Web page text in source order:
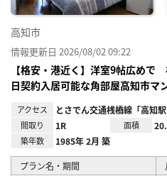
高知市
情報更新日 2026/08/02 09:22
【格安・港近く】洋室9帖広め
日契約入居可能な角部屋高知市マ
アクセス とさでん交通桟橋線「高知駅
間取り 1R 面積
築年数 1985年 2月 築
プラン名・期間